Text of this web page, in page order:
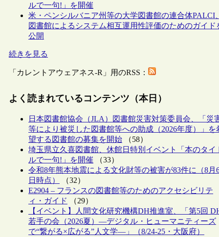
ルで一句!」を開催
米・ペンシルバニア州等の大学図書館の連合体PALCI、
図書館によるシステム相互運用性評価のためのガイド
公開
続きを見る
「カレントアウェアネス-R」用のRSS：
よく読まれているコンテンツ（本日）
日本図書館協会（JLA）図書館災害対策委員会、「災
等により被災した図書館等への助成（2026年度）」を
望する図書館の募集を開始 （58）
埼玉県立久喜図書館、休館日特別イベント「本のタイ
ルで一句!」を開催 （33）
令和8年熊本地震による文化財等の被害が83件に（8月
日時点）
（32）
E2904 – フランスの図書館等のためのアクセシビリテ
ィ・ガイド
（29）
【イベント】人間文化研究機構DH推進室、「第5回
若手の会（2026夏）―デジタル・ヒューマニティーズ
で“繋がる×広がる”人文学―」（8/24-25・大阪府）